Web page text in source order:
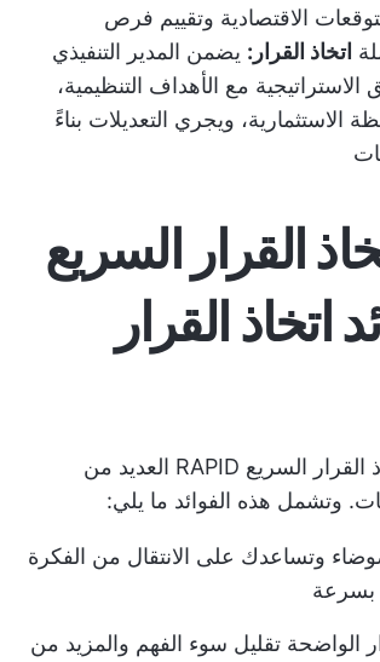
الاقتصادية وتقييم فرص
اتخاذ القرار: يضمن المدير التنفيذي
الاستراتيجية مع الأهداف التنظيمية،
الاستثمارية، ويجري التعديلات بناءً
القرار السريع
اتخاذ القرار
تقدم عملية اتخاذ القرار السريع RAPID العديد من
وتشمل هذه الفوائد ما يلي:
وتساعدك على الانتقال من الفكرة
بسرعة
الواضحة تقليل سوء الفهم والمزيد من